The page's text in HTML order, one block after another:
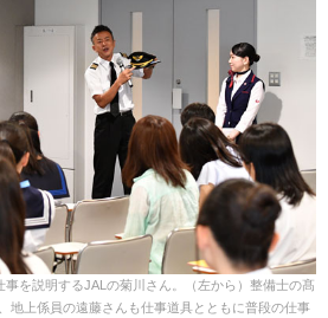
を説明するJALの菊川さん。（左から）整備士の髙
地上係員の遠藤さんも仕事道具とともに普段の仕事